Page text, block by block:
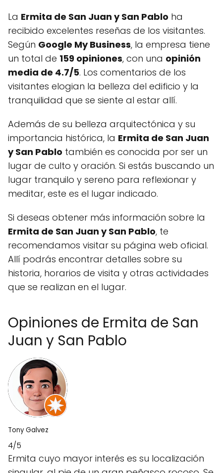
La Ermita de San Juan y San Pablo ha
recibido excelentes reseñas de los visitantes.
Según Google My Business, la empresa tiene
un total de 159 opiniones, con una opinión
media de 4.7/5. Los comentarios de los
visitantes elogian la belleza del edificio y la
tranquilidad que se siente al estar allí.
Además de su belleza arquitectónica y su
importancia histórica, la Ermita de San Juan
y San Pablo también es conocida por ser un
lugar de culto y oración. Si estás buscando un
lugar tranquilo y sereno para reflexionar y
meditar, este es el lugar indicado.
Si deseas obtener más información sobre la
Ermita de San Juan y San Pablo, te
recomendamos visitar su página web oficial.
Allí podrás encontrar detalles sobre su
historia, horarios de visita y otras actividades
que se realizan en el lugar.
Opiniones de Ermita de San
Juan y San Pablo
Tony Galvez
4/5
Ermita cuyo mayor interés es su localización